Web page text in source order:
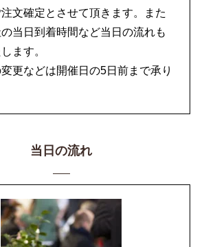
文確定とさせて頂きます。また
当日到着時間など当日の流れも
ます。
更などは開催日の5日前まで承り
当日の流れ